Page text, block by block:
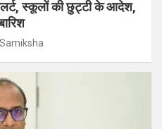
स्कूलों की छुट्टी के आदेश,